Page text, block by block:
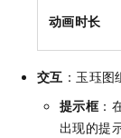
动画时长
交互 ：玉珏图
提示框：
出现的提